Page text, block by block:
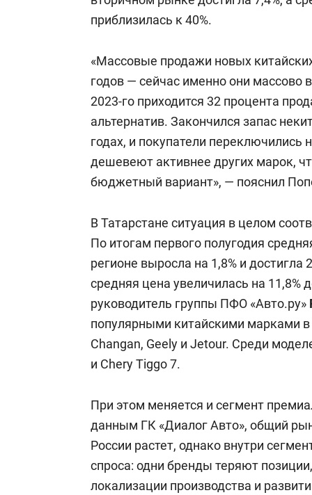
приблизилась к 40%.
«Массовые продажи новых
годов — сейчас именно они массово
2023-го приходится 32 процента
альтернатив. Закончился запас
годах, и покупатели переключились
дешевеют активнее других марок,
бюджетный вариант», — пояснил
В Татарстане ситуация в целом
По итогам первого полугодия
регионе выросла на 1,8% и
средняя цена увеличилась на 11,8%
руководитель группы ПФО «Авто.ру»
популярными китайскими марками в
Changan, Geely и Jetour. Среди
и Chery Tiggo 7.
При этом меняется и сегмент
данным ГК «Диалог Авто», общий
России растет, однако внутри
спроса: одни бренды теряют
локализации производства и